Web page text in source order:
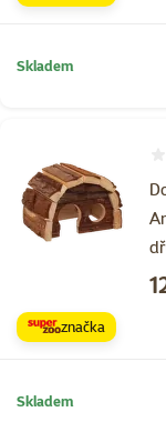
Skladem
značka
Skladem